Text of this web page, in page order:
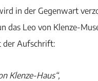
in der Gegenwart
das Leo von Klenze-
der Aufschrift:
Klenze-Haus“,